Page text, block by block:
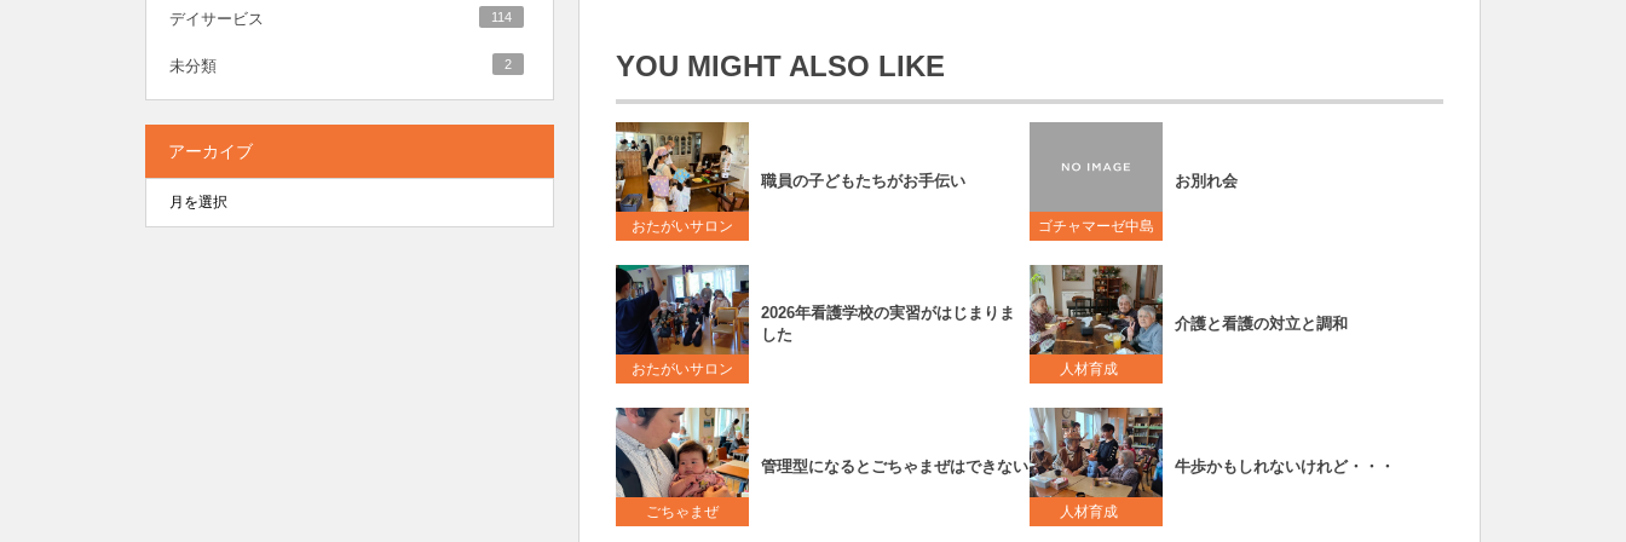
YOU MIGHT ALSO LIKE
おたがいサロン
職員の子どもたちがお手伝い
ゴチャマーゼ中島
お別れ会
おたがいサロン
2026年看護学校の実習がはじまりま
した
人材育成
介護と看護の対立と調和
ごちゃまぜ
管理型になるとごちゃまぜはできない
人材育成
牛歩かもしれないけれど・・・
デイサービス 114
未分類 2
アーカイブ